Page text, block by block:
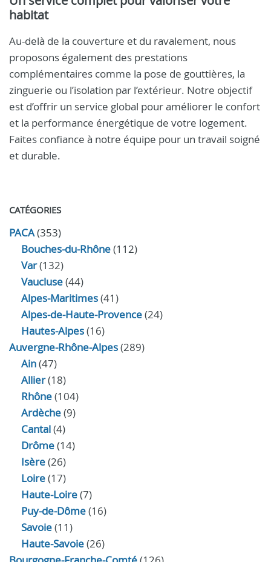
habitat
Au-delà de la couverture et du ravalement, nous
proposons également des prestations
complémentaires comme la pose de gouttières, la
zinguerie ou l’isolation par l’extérieur. Notre objectif
est d’offrir un service global pour améliorer le confort
et la performance énergétique de votre logement.
Faites confiance à notre équipe pour un travail soigné
et durable.
CATÉGORIES
PACA(353)
Bouches-du-Rhône(112)
Var(132)
Vaucluse(44)
Alpes-Maritimes(41)
Alpes-de-Haute-Provence(24)
Hautes-Alpes(16)
Auvergne-Rhône-Alpes(289)
Ain(47)
Allier(18)
Rhône(104)
Ardèche(9)
Cantal(4)
Drôme(14)
Isère(26)
Loire(17)
Haute-Loire(7)
Puy-de-Dôme(16)
Savoie(11)
Haute-Savoie(26)